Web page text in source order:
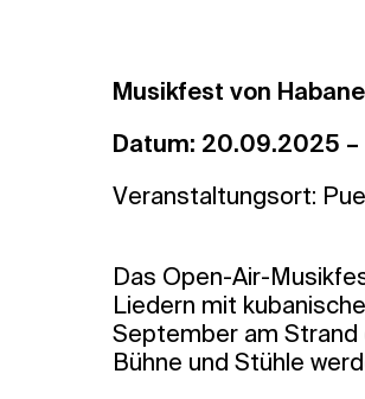
Musikfest von
Datum: 20.09.2025 –
Veranstaltungsort:
Das Open-Air-
Liedern mit
September am Strand
Bühne und Stühle